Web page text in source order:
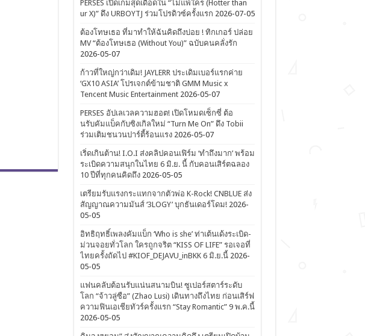
PERSES เปิดเกมสุดเดือดใน “ไม่แพ้ใคร (Hotter than
ur X)” ดึง URBOYTJ ร่วมโปรดิวซ์ครั้งแรก 2026-07-05
ต้องโทษเธอ ที่มาทำให้ฉันคิดถึงบ่อย ! ทิกเกอร์ ปล่อย
MV “ต้องโทษเธอ (Without You)” ฉบับคนคลั่งรัก
2026-05-07
ก้าวที่ใหญ่กว่าเดิม! JAYLERR ประเดิมเบอร์แรกค่าย
‘GX10 ASIA’ โปรเจกต์ข้ามชาติ GMM Music x
Tencent Music Entertainment 2026-05-07
PERSES อัปเลเวลความฮอต! เปิดโหมดเซ็กซี่ ต้อ
นรับคัมแบ็คกับซิงเกิลใหม่ “Turn Me On” ดึง Tobii
ร่วมเติมชนวนปาร์ตี้ร้อนแรง 2026-05-07
เริ่ดเกินต้าน! I.O.I ส่งคลิปคอนเฟิร์ม ‘ทำถึงมาก’ พร้อม
ระเบิดความสนุกในไทย 6 มิ.ย. นี้ กับคอนเสิร์ตฉลอง
10 ปีที่ทุกคนคิดถึง 2026-05-05
เตรียมรับแรงกระแทกจากตัวพ่อ K-Rock! CNBLUE ส่ง
สัญญาณความมันส์ ‘3LOGY’ บุกธันเดอร์โดม! 2026-
05-05
อิทธิฤทธิ์เพลงคัมแบ็ก ‘Who is she’ ท่าเต้นเด้งระเบิด-
ม่วนจอยทั่วโลก ใครถูกจริต “KISS OF LIFE” รอเจอที่
ไทยครั้งถัดไป #KIOF_DEJAVU_inBKK 6 มิ.ย.นี้ 2026-
05-05
แฟนคลับต้อนรับแน่นสนามบิน! ซูเปอร์สตาร์ระดับ
โลก “จ้าวลู่ซือ” (Zhao Lusi) เดินทางถึงไทย ก่อนเสิร์ฟ
ความฟินเอเชียทัวร์ครั้งแรก “Stay Romantic” 9 พ.ค.นี้
2026-05-05